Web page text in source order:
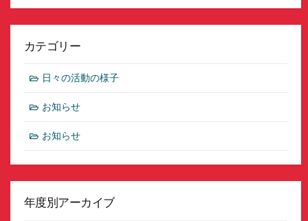
カテゴリー
日々の活動の様子
お知らせ
お知らせ
年度別アーカイブ